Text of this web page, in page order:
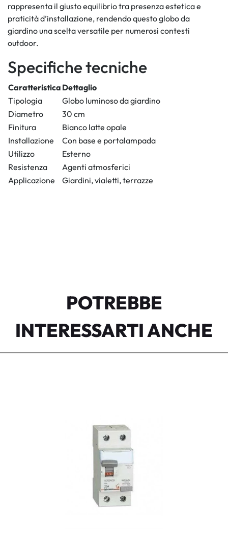
rappresenta il giusto equilibrio tra presenza estetica e
praticità d’installazione, rendendo questo globo da
giardino una scelta versatile per numerosi contesti
outdoor.
Specifiche tecniche
Caratteristica Dettaglio
Tipologia
Globo luminoso da giardino
Diametro
30 cm
Finitura
Bianco latte opale
Installazione
Con base e portalampada
Utilizzo
Esterno
Resistenza
Agenti atmosferici
Applicazione
Giardini, vialetti, terrazze
POTREBBE
INTERESSARTI ANCHE